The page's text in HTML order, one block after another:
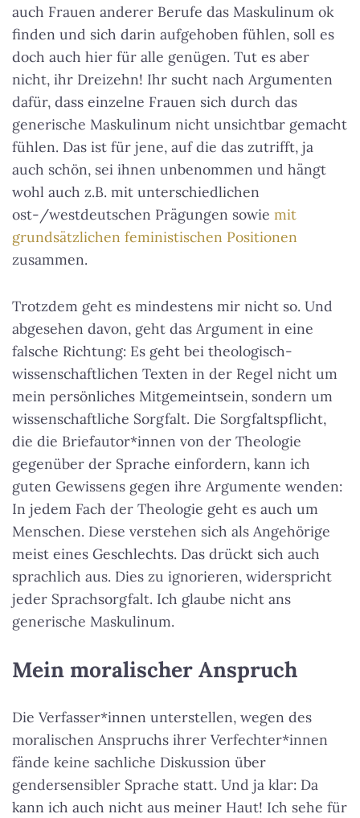
auch Frauen anderer Berufe das Maskulinum ok
finden und sich darin aufgehoben fühlen, soll es
doch auch hier für alle genügen. Tut es aber
nicht, ihr Dreizehn! Ihr sucht nach Argumenten
dafür, dass einzelne Frauen sich durch das
generische Maskulinum nicht unsichtbar gemacht
fühlen. Das ist für jene, auf die das zutrifft, ja
auch schön, sei ihnen unbenommen und hängt
wohl auch z.B. mit unterschiedlichen
ost-/westdeutschen Prägungen sowie mit
grundsätzlichen feministischen Positionen
zusammen.
Trotzdem geht es mindestens mir nicht so. Und
abgesehen davon, geht das Argument in eine
falsche Richtung: Es geht bei theologisch-
wissenschaftlichen Texten in der Regel nicht um
mein persönliches Mitgemeintsein, sondern um
wissenschaftliche Sorgfalt. Die Sorgfaltspflicht,
die die Briefautor*innen von der Theologie
gegenüber der Sprache einfordern, kann ich
guten Gewissens gegen ihre Argumente wenden:
In jedem Fach der Theologie geht es auch um
Menschen. Diese verstehen sich als Angehörige
meist eines Geschlechts. Das drückt sich auch
sprachlich aus. Dies zu ignorieren, widerspricht
jeder Sprachsorgfalt. Ich glaube nicht ans
generische Maskulinum.
Mein moralischer Anspruch
Die Verfasser*innen unterstellen, wegen des
moralischen Anspruchs ihrer Verfechter*innen
fände keine sachliche Diskussion über
gendersensibler Sprache statt. Und ja klar: Da
kann ich auch nicht aus meiner Haut! Ich sehe für